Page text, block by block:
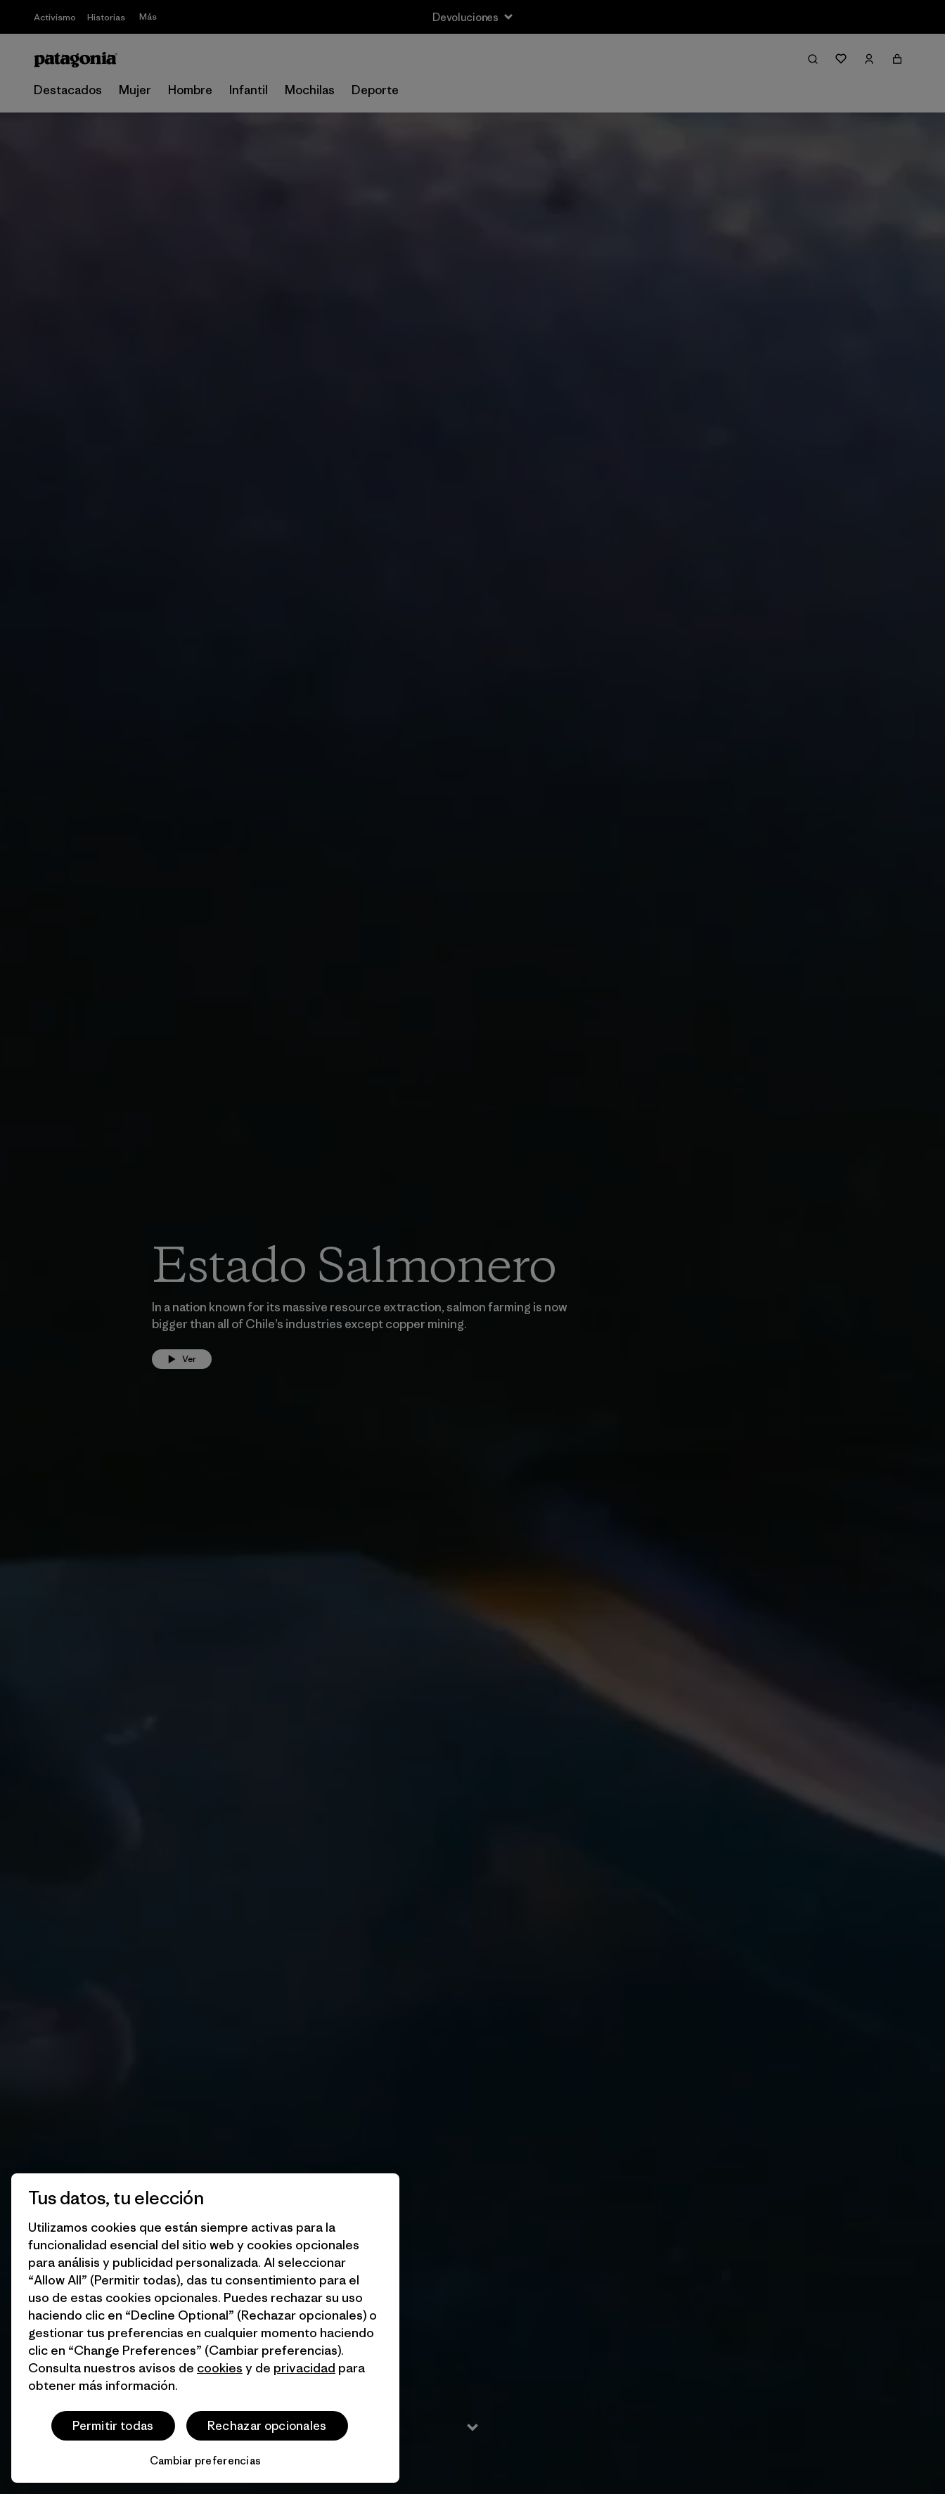
Activismo Historias Más Devoluciones
Destacados Mujer Hombre Infantil Mochilas Deporte
Estado Salmonero
In a nation known for its massive resource extraction, salmon farming is now
bigger than all of Chile’s industries except copper mining.
Ver
Tus datos, tu elección
Utilizamos cookies que están siempre activas para la
funcionalidad esencial del sitio web y cookies opcionales
para análisis y publicidad personalizada. Al seleccionar
“Allow All” (Permitir todas), das tu consentimiento para el
uso de estas cookies opcionales. Puedes rechazar su uso
haciendo clic en “Decline Optional” (Rechazar opcionales) o
gestionar tus preferencias en cualquier momento haciendo
clic en “Change Preferences” (Cambiar preferencias).
Consulta nuestros avisos de cookies y de privacidad para
obtener más información.
Permitir todas Rechazar opcionales
Cambiar preferencias